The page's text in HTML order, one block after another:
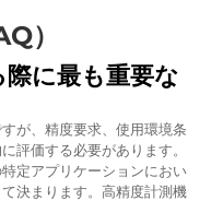
）
に最も重要な
が、精度要求、使用環境条
評価する必要があります。
定アプリケーションにおい
決まります。高精度計測機